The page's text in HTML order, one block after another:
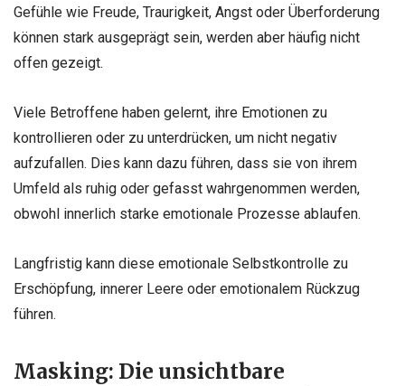
Gefühle wie Freude, Traurigkeit, Angst oder Überforderung
können stark ausgeprägt sein, werden aber häufig nicht
offen gezeigt.
Viele Betroffene haben gelernt, ihre Emotionen zu
kontrollieren oder zu unterdrücken, um nicht negativ
aufzufallen. Dies kann dazu führen, dass sie von ihrem
Umfeld als ruhig oder gefasst wahrgenommen werden,
obwohl innerlich starke emotionale Prozesse ablaufen.
Langfristig kann diese emotionale Selbstkontrolle zu
Erschöpfung, innerer Leere oder emotionalem Rückzug
führen.
Masking: Die unsichtbare